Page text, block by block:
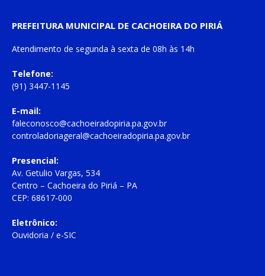
PREFEITURA MUNICIPAL DE CACHOEIRA DO PIRIÁ
Atendimento de segunda à sexta de 08h às 14h
Telefone:
(91) 3447-1145
E-mail:
faleconosco@cachoeiradopiria.pa.gov.br
controladoriageral@cachoeiradopiria.pa.gov.br
Presencial:
Av. Getulio Vargas, 534
Centro – Cachoeira do Piriá – PA
CEP: 68617-000
Eletrônico:
Ouvidoria / e-SIC